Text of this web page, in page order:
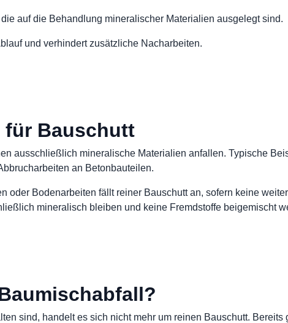
auf die Behandlung mineralischer Materialien ausgelegt sind.
und verhindert zusätzliche Nacharbeiten.
für Bauschutt
ausschließlich mineralische Materialien anfallen. Typische
an Betonbauteilen.
oder Bodenarbeiten fällt reiner Bauschutt an, sofern keine
mineralisch bleiben und keine Fremdstoffe beigemischt
sind, handelt es sich nicht mehr um reinen Bauschutt. Bereits